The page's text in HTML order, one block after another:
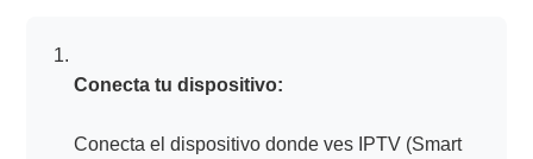
Conecta tu dispositivo:
Conecta el dispositivo donde ves IPTV (Smart